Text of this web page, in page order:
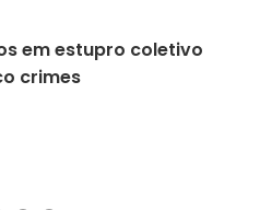
em estupro coletivo
crimes